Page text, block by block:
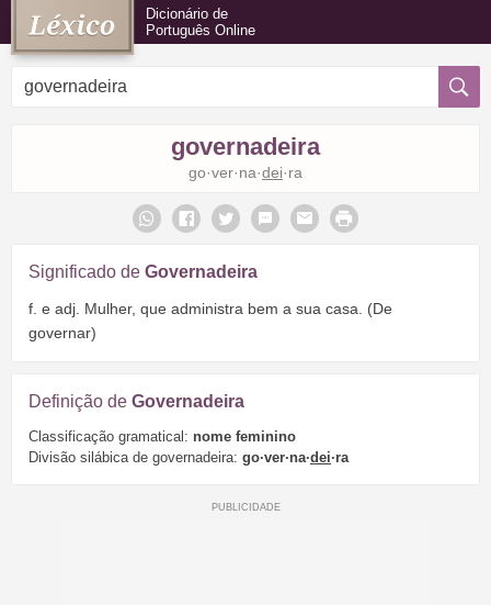
Dicionário de
Português Online
governadeira
go·ver·na·dei·ra
Significado de Governadeira
f. e adj. Mulher, que administra bem a sua casa. (De
governar)
Definição de Governadeira
Classificação gramatical: nome feminino
Divisão silábica de governadeira: go·ver·na·dei·ra